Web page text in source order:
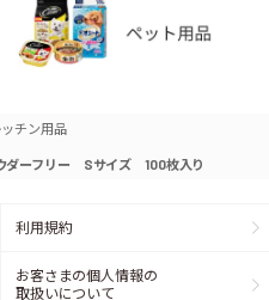
チン用品
ーフリー Sサイズ 100枚入り
利用規約
お客さまの個人情報の
取扱いについて